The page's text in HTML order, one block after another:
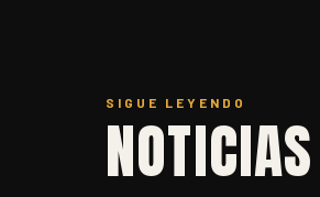
SIGUE LEYENDO
NOTICIAS